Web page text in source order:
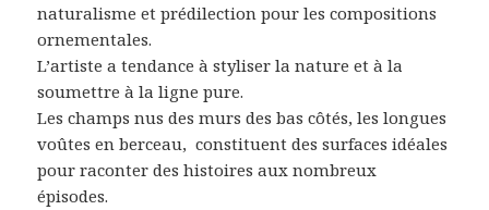
naturalisme et prédilection pour les compositions
ornementales.
L’artiste a tendance à styliser la nature et à la
soumettre à la ligne pure.
Les champs nus des murs des bas côtés, les longues
voûtes en berceau, constituent des surfaces idéales
pour raconter des histoires aux nombreux
épisodes.